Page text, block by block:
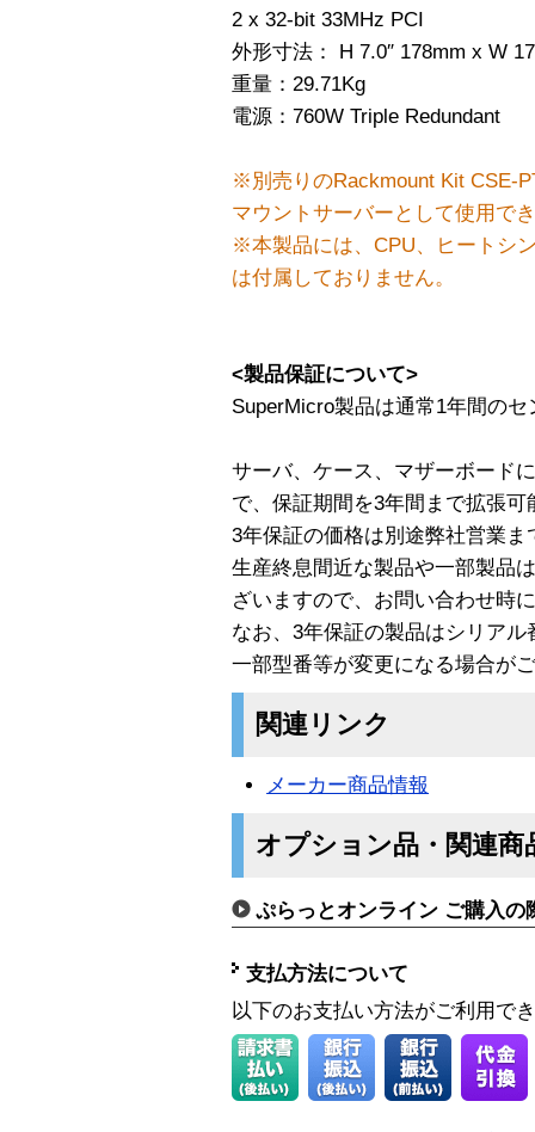
2 x 32-bit 33MHz PCI
外形寸法： H 7.0″ 178mm x W
重量：29.71Kg
電源：760W Triple Redundant
※別売りのRackmount Kit CSE-
マウントサーバーとして使用で
※本製品には、CPU、ヒートシ
は付属しておりません。
<製品保証について>
SuperMicro製品は通常1年間の
サーバ、ケース、マザーボード
で、保証期間を3年間まで拡張可
3年保証の価格は別途弊社営業
生産終息間近な製品や一部製品
ざいますので、お問い合わせ時
なお、3年保証の製品はシリア
一部型番等が変更になる場合が
関連リンク
メーカー商品情報
オプション品・関連商
ぷらっとオンライン ご購入の
支払方法について
以下のお支払い方法がご利用で